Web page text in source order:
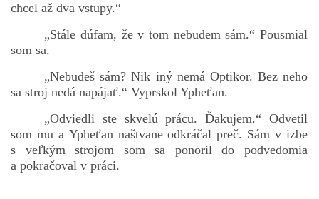
chcel až dva vstupy.“
„Stále dúfam, že v tom nebudem sám.“ Pousmial
som sa.
„Nebudeš sám? Nik iný nemá Optikor. Bez neho
sa stroj nedá napájať.“ Vyprskol Ypheťan.
„Odviedli ste skvelú prácu. Ďakujem.“ Odvetil
som mu a Ypheťan naštvane odkráčal preč. Sám v izbe
s veľkým strojom som sa ponoril do podvedomia
a pokračoval v práci.